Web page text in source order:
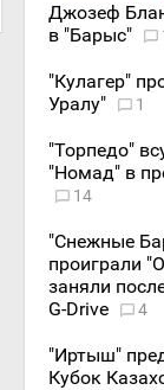
Джозеф
в "Барыс"
"Кулагер"
Уралу"
1
"Торпедо"
"Номад" в
14
"Снежные
проиграли
заняли
G-Drive
4
"Иртыш"
Кубок